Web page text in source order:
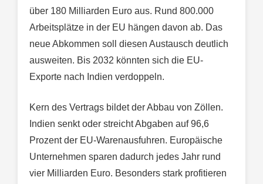
über 180 Milliarden Euro aus. Rund 800.000
Arbeitsplätze in der EU hängen davon ab. Das
neue Abkommen soll diesen Austausch deutlich
ausweiten. Bis 2032 könnten sich die EU-
Exporte nach Indien verdoppeln.
Kern des Vertrags bildet der Abbau von Zöllen.
Indien senkt oder streicht Abgaben auf 96,6
Prozent der EU-Warenausfuhren. Europäische
Unternehmen sparen dadurch jedes Jahr rund
vier Milliarden Euro. Besonders stark profitieren